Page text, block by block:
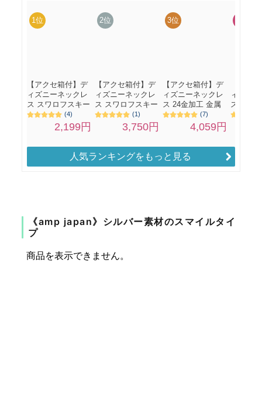
人気ランキングをもっと見る
《amp japan》シルバー素材のスマイルタイ
プ